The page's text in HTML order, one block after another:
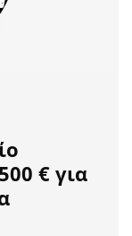
€ για